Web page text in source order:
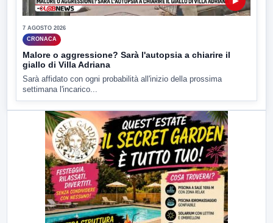
7 AGOSTO 2026
CRONACA
Malore o aggressione? Sarà l'autopsia a chiarire il
giallo di Villa Adriana
Sarà affidato con ogni probabilità all'inizio della prossima
settimana l'incarico...